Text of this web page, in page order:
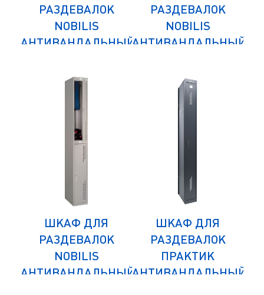
РАЗДЕВАЛОК
NOBILIS
АНТИВАНДАЛЬНЫЙ
ШКАФ ДЛЯ
РАЗДЕВАЛОК
NOBILIS
АНТИВАНДАЛЬНЫЙ
РАЗДЕВАЛОК
NOBILIS
АНТИВАНДАЛЬНЫЙ
ШКАФ ДЛЯ
РАЗДЕВАЛОК
ПРАКТИК
АНТИВАНДАЛЬНЫЙ